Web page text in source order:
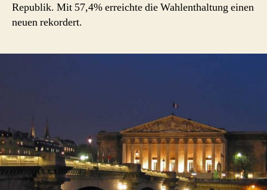
Republik. Mit 57,4% erreichte die Wahlenthaltung einen
neuen rekordert.